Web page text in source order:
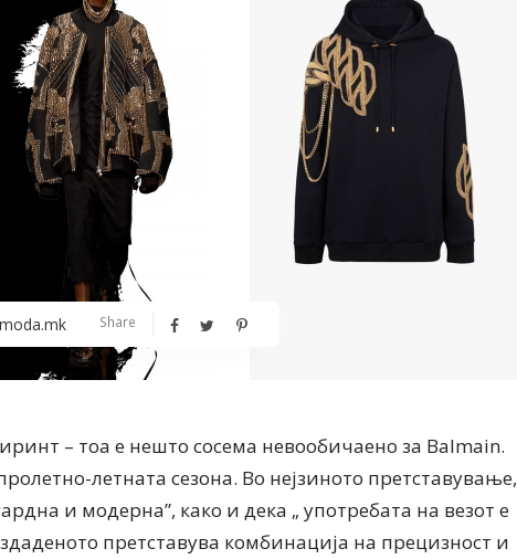
Share
– тоа е нешто сосема невообичаено за Balmain.
летната сезона. Во нејзиното претставување,
и модерна”, како и дека „ употребата на везот е
претставува комбинација на прецизност и